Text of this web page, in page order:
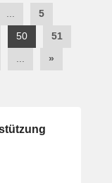
5
50
51
»